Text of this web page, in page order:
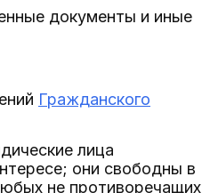
документы и иные
Гражданского
лица
они свободны в
не противоречащих